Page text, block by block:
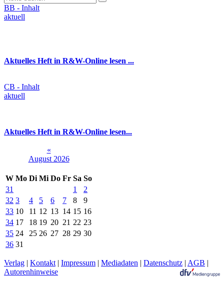
BB - Inhalt
aktuell
Aktuelles Heft in R&W-Online lesen ...
CB - Inhalt
aktuell
Aktuelles Heft in R&W-Online lesen...
«
August 2026
W Mo Di Mi Do Fr Sa So
31
1
2
32 3 4 5 6 7 8
9
33 10 11 12 13 14 15 16
34 17 18 19 20 21 22 23
35 24 25 26 27 28 29 30
36 31
Verlag | Kontakt | Impressum | Mediadaten | Datenschutz | AGB |
Autorenhinweise